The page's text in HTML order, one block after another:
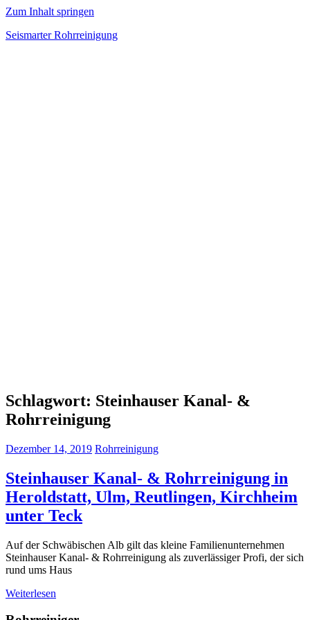
Zum Inhalt springen
Seismarter Rohrreinigung
Schlagwort: Steinhauser Kanal- &
Rohrreinigung
Dezember 14, 2019 Rohrreinigung
Steinhauser Kanal- & Rohrreinigung in
Heroldstatt, Ulm, Reutlingen, Kirchheim
unter Teck
Auf der Schwäbischen Alb gilt das kleine Familienunternehmen
Steinhauser Kanal- & Rohrreinigung als zuverlässiger Profi, der sich
rund ums Haus
Weiterlesen